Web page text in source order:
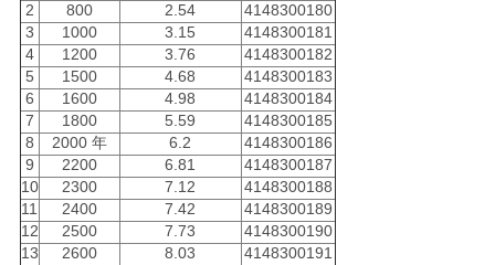
地
図
PRIVACY
POLICY
2
800 2.54
4148300180
3
1000 3.15
4148300181
4
1200 3.76
4148300182
5
1500 4.68
4148300183
6
1600 4.98
4148300184
7
1800 5.59
4148300185
8
2000 年 6.2
4148300186
9
2200 6.81
4148300187
10
2300 7.12
4148300188
11
2400 7.42
4148300189
12
2500 7.73
4148300190
13
2600 8.03
4148300191